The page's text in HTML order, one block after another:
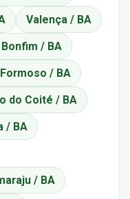
Valença / BA
/ BA
/ BA
do Coité / BA
/ BA
/ BA